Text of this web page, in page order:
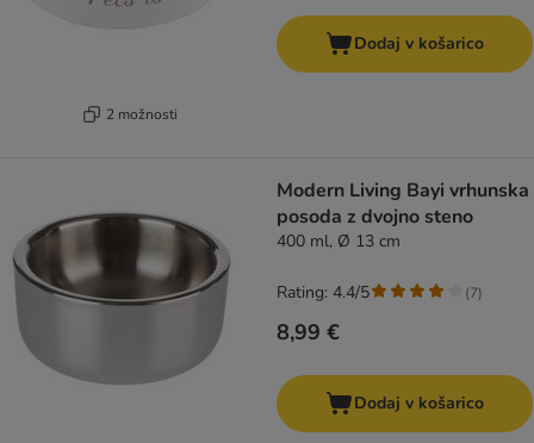
2 možnosti
Dodaj v košarico
Modern Living Bayi vrhunska
posoda z dvojno steno
400 ml, Ø 13 cm
8,99 €
Rating: 4.4/5 (7)
Dodaj v košarico